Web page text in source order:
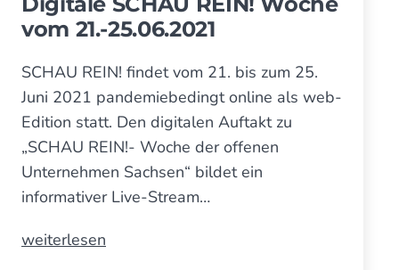
vom 21.-25.06.2021
SCHAU REIN! findet vom 21. bis zum 25.
Juni 2021 pandemiebedingt online als web-
Edition statt. Den digitalen Auftakt zu
„SCHAU REIN!- Woche der offenen
Unternehmen Sachsen“ bildet ein
informativer Live-Stream…
Digitale
weiterlesen